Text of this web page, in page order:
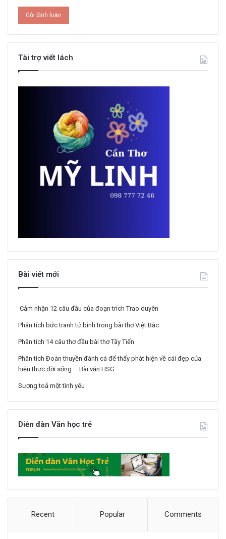
Tài trợ viết lách
Bài viết mới
Cảm nhận 12 câu đầu của đoạn trích Trao duyên
Phân tích bức tranh tứ bình trong bài thơ Việt Bắc
Phân tích 14 câu thơ đầu bài thơ Tây Tiến
Phân tích Đoàn thuyền đánh cá để thấy phát hiện về cái đẹp của
hiện thực đời sống – Bài văn HSG
Sương toả một tình yêu
Diễn đàn Văn học trẻ
Recent Popular Comments